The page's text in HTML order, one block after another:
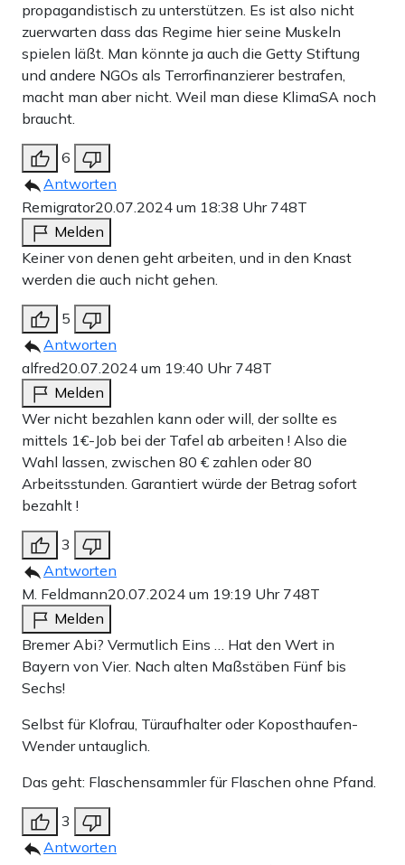
propagandistisch zu unterstützen. Es ist also nicht
zuerwarten dass das Regime hier seine Muskeln
spielen läßt. Man könnte ja auch die Getty Stiftung
und andere NGOs als Terrorfinanzierer bestrafen,
macht man aber nicht. Weil man diese KlimaSA noch
braucht.
6
Antworten
Remigrator20.07.2024 um 18:38 Uhr 748T
Melden
Keiner von denen geht arbeiten, und in den Knast
werden die auch nicht gehen.
5
Antworten
alfred20.07.2024 um 19:40 Uhr 748T
Melden
Wer nicht bezahlen kann oder will, der sollte es
mittels 1€-Job bei der Tafel ab arbeiten ! Also die
Wahl lassen, zwischen 80 € zahlen oder 80
Arbeitsstunden. Garantiert würde der Betrag sofort
bezahlt !
3
Antworten
M. Feldmann20.07.2024 um 19:19 Uhr 748T
Melden
Bremer Abi? Vermutlich Eins … Hat den Wert in
Bayern von Vier. Nach alten Maßstäben Fünf bis
Sechs!
Selbst für Klofrau, Türaufhalter oder Koposthaufen-
Wender untauglich.
Das geht: Flaschensammler für Flaschen ohne Pfand.
3
Antworten